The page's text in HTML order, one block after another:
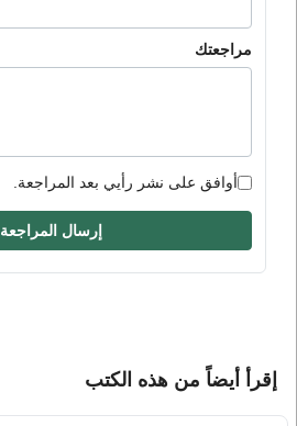
مراجعتك
أوافق على نشر رأيي بعد المراجعة.
إرسال المراجعة
إقرأ أيضاً من هذه الكتب